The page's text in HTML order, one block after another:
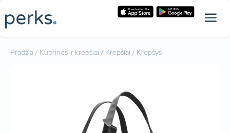
Pradžia/ Kuprinės ir krepšiai / Krepšiai / Krepšys